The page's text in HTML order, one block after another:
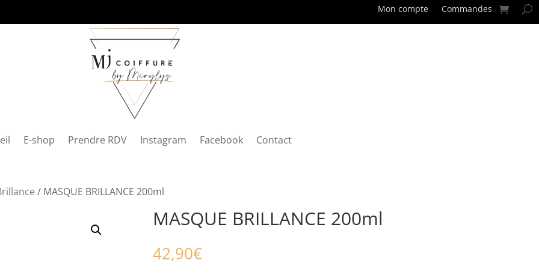
Mon compte Commandes
E-shop Prendre RDV Instagram Facebook Contact
/ MASQUE BRILLANCE 200ml
MASQUE BRILLANCE 200ml
42,90€